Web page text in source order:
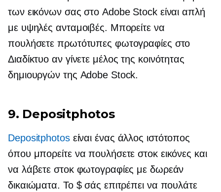
των εικόνων σας στο Adobe Stock είναι απλή
με υψηλές ανταμοιβές. Μπορείτε να
πουλήσετε πρωτότυπες φωτογραφίες στο
Διαδίκτυο αν γίνετε μέλος της κοινότητας
δημιουργών της Adobe Stock.
9. Depositphotos
Depositphotosείναι ένας άλλος ιστότοπος
όπου μπορείτε να πουλήσετε στοκ εικόνες και
να λάβετε στοκ φωτογραφίες με δωρεάν
δικαιώματα. Το $ σάς επιτρέπει να πουλάτε